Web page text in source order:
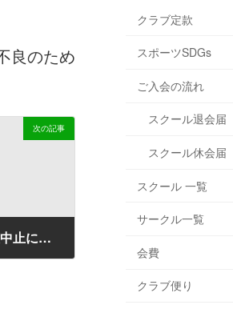
良のため
次の記事
本日（2/25）の幼児サッカー教室中止について
クラブ定款
スポーツSDGs
ご入会の流れ
スクール退会届
スクール休会届
スクール 一覧
サークル一覧
会費
クラブ便り